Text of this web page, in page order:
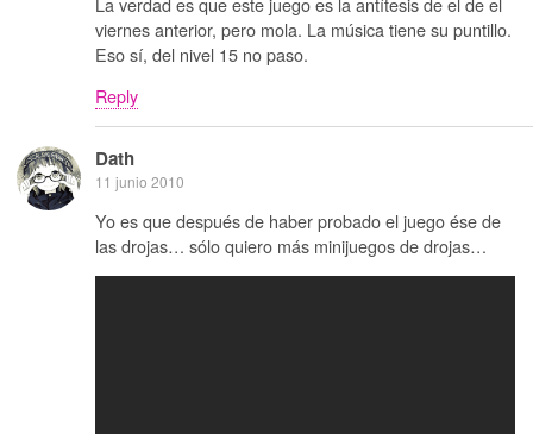
viernes anterior, pero mola. La música tiene su puntillo.
Eso sí, del nivel 15 no paso.
Reply
Dath
11 junio 2010
Yo es que después de haber probado el juego ése de
las drojas… sólo quiero más minijuegos de drojas…